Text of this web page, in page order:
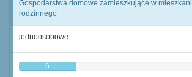
Gospodarstwa domowe zamieszkujące w
rodzinnego
jednoosobowe
6